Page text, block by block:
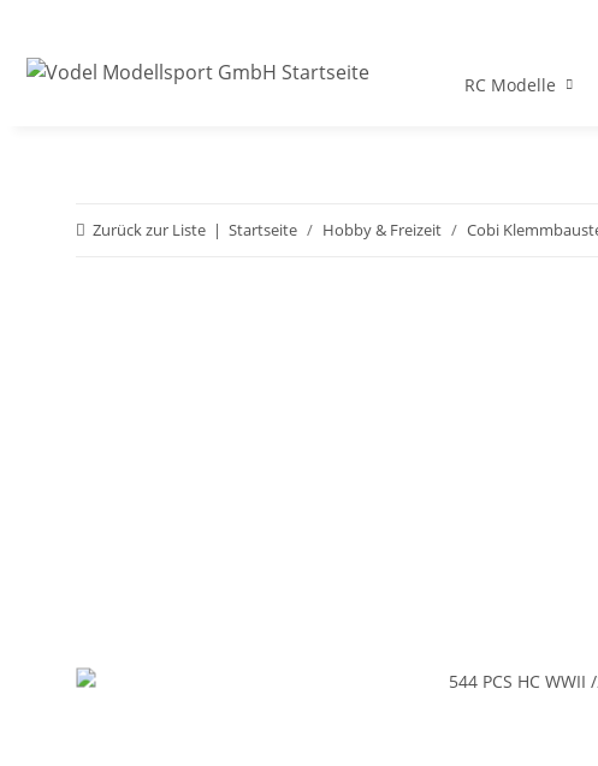
RC Modelle
Zurück zur Liste Startseite Hobby & Freizeit Cobi